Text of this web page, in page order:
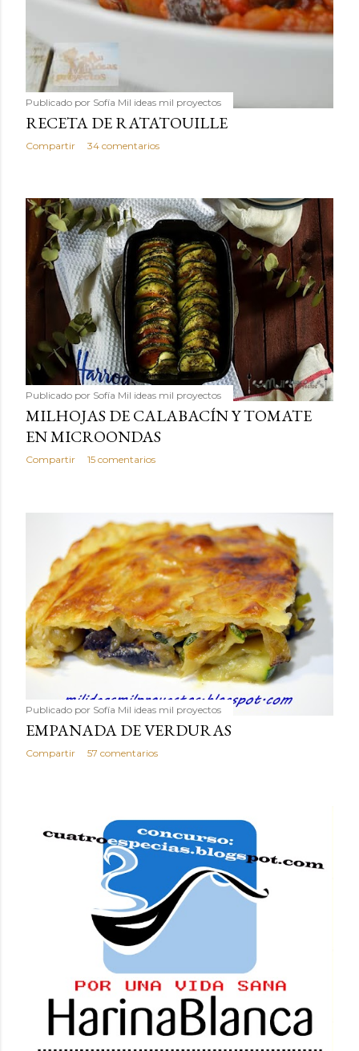
Publicado por Sofía Mil ideas mil proyectos
RECETA DE RATATOUILLE
Compartir 34 comentarios
Publicado por Sofía Mil ideas mil proyectos
MILHOJAS DE CALABACÍN Y TOMATE
EN MICROONDAS
Compartir 15 comentarios
Publicado por Sofía Mil ideas mil proyectos
EMPANADA DE VERDURAS
Compartir 57 comentarios